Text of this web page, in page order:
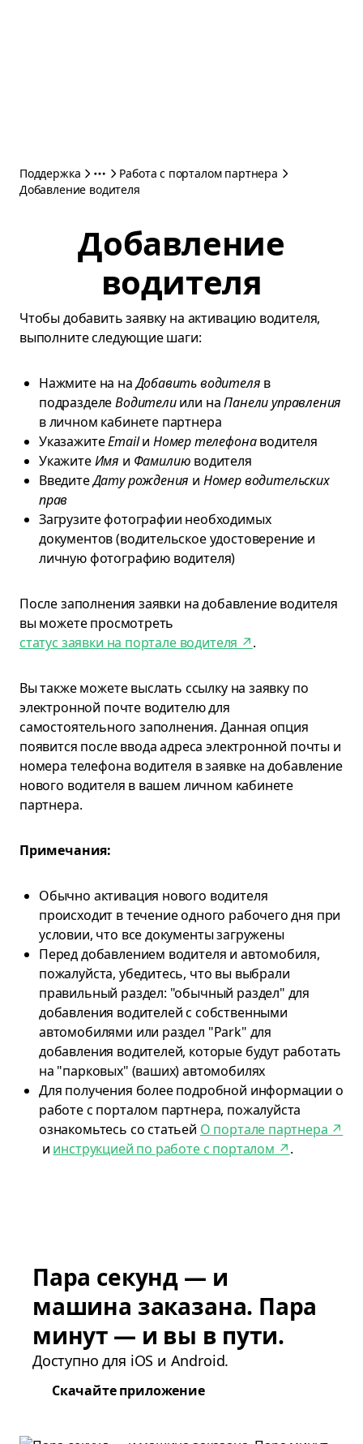
Поддержка
Работа с порталом партнера
Добавление водителя
Добавление
водителя
Чтобы добавить заявку на активацию водителя,
выполните следующие шаги:
Нажмите на наДобавить водителя в
подразделеВодителиили наПанели управления
в личном кабинете партнера
УказажитеEmailи Номер телефонаводителя
УкажитеИмя и Фамилию водителя
ВведитеДату рождения и Номер водительских
прав
Загрузите фотографии необходимых
документов (водительское удостоверение и
личную фотографию водителя)
После заполнения заявки на добавление водителя
вы можете просмотреть
статус заявки на портале водителя ↗.
Вы также можете выслать ссылку на заявку по
электронной почте водителю для
самостоятельного заполнения. Данная опция
появится после ввода адреса электронной почты и
номера телефона водителя в заявке на добавление
нового водителя в вашем личном кабинете
партнера.
Примечания:
Обычно активация нового водителя
происходит в течение одного рабочего дня при
условии, что все документы загружены
Перед добавлением водителя и автомобиля,
пожалуйста, убедитесь, что вы выбрали
правильный раздел: "обычный раздел" для
добавления водителей с собственными
автомобилями или раздел "Park" для
добавления водителей, которые будут работать
на "парковых" (ваших) автомобилях
Для получения более подробной информации о
работе с порталом партнера, пожалуйста
ознакомьтесь со статьей О портале партнера ↗
и инструкцией по работе с порталом ↗.
Пара секунд — и
машина заказана. Пара
минут — и вы в пути.
Доступно для iOS и Android.
Скачайте приложение